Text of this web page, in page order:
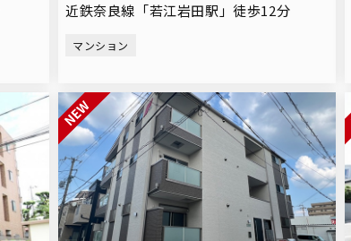
近鉄奈良線「若江岩田駅」徒歩12分
マンション